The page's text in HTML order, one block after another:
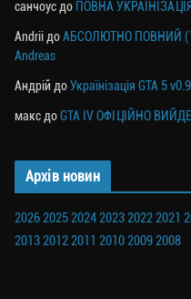
санчоусдо ПОВНА УКРАЇНІЗАЦІЯ
AndriiдоАБСОЛЮТНО ПОВНИЙ
Andreas
Андрій доУкраїнізація GTA 5
максдоGTA IV ОФІЦІЙНО
Архів новин
202620252024202320222021
201320122011 201020092008